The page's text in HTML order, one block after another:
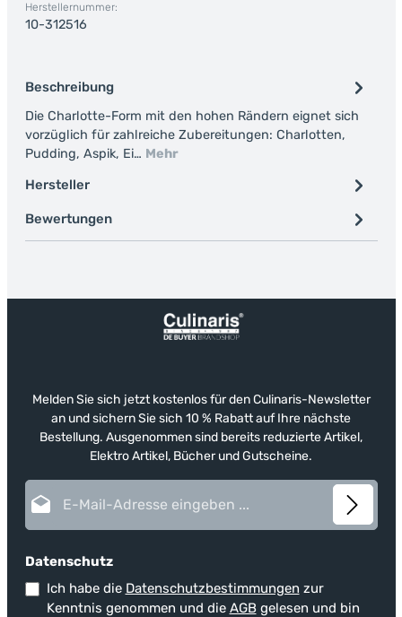
Herstellernummer:
10-312516
Beschreibung
Die Charlotte-Form mit den hohen Rändern eignet sich
vorzüglich für zahlreiche Zubereitungen: Charlotten,
Pudding, Aspik, Ei… Mehr
Hersteller
Bewertungen
Melden Sie sich jetzt kostenlos für den Culinaris-Newsletter
an und sichern Sie sich 10 % Rabatt auf Ihre nächste
Bestellung. Ausgenommen sind bereits reduzierte Artikel,
Elektro Artikel, Bücher und Gutscheine.
Datenschutz
Ich habe die Datenschutzbestimmungen zur
Kenntnis genommen und die AGBgelesen und bin